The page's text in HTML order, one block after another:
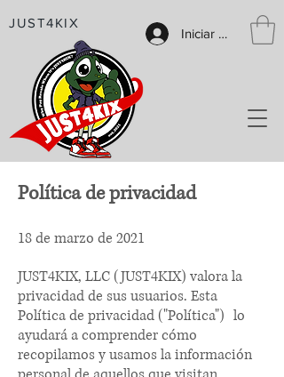
Iniciar sesión
JUST4KIX
Política de privacidad
18 de marzo de 2021
JUST4KIX, LLC (JUST4KIX) valora la
privacidad de sus usuarios. Esta
Política de privacidad ("Política") lo
ayudará a comprender cómo
recopilamos y usamos la información